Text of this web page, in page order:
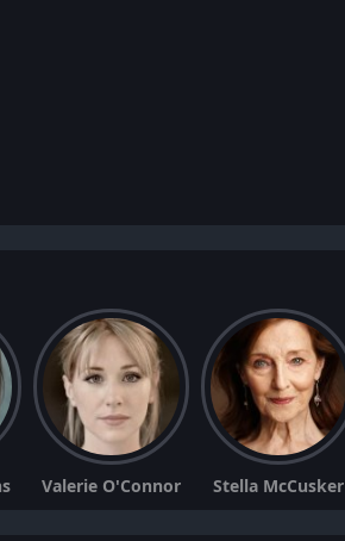
Valerie O'Connor Stella McCusker